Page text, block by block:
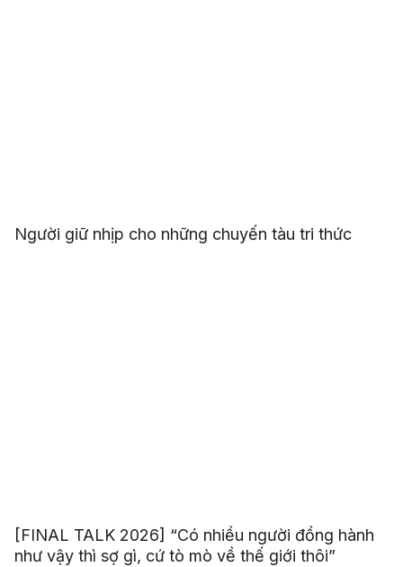
Người giữ nhịp cho những chuyến tàu tri thức
[FINAL TALK 2026] “Có nhiều người đồng hành
như vậy thì sợ gì, cứ tò mò về thế giới thôi”